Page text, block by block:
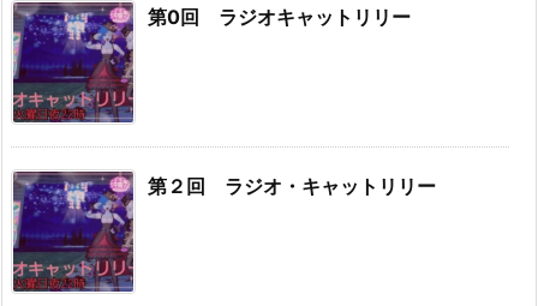
第0回 ラジオキャットリリー
第２回 ラジオ・キャットリリー